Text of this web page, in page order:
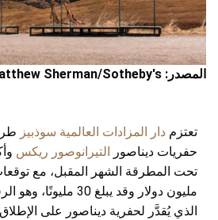
المصدر: Matthew Sherman/Sotheby's
تعتزم دار المزادات العالمية سوذبيز
حفريات ديناصور
التيرانوصور ريكس
مليون دولار وقد يبلغ 30
الذي يُقدَّر لحفرية ديناصور على